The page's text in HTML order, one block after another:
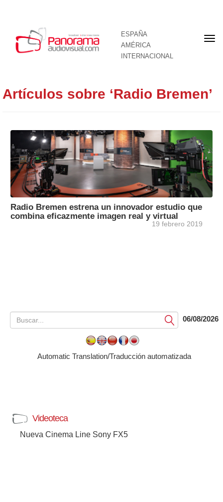
ESPAÑA
AMÉRICA
INTERNACIONAL
Artículos sobre ‘Radio Bremen’
Radio Bremen estrena un innovador estudio que
combina eficazmente imagen real y virtual
19 febrero 2019
Submit06/08/2026
Automatic Translation/Traducción automatizada
Videoteca
Nueva Cinema Line Sony FX5